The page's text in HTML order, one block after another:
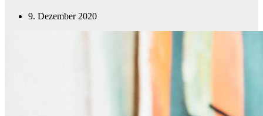
9. Dezember 2020